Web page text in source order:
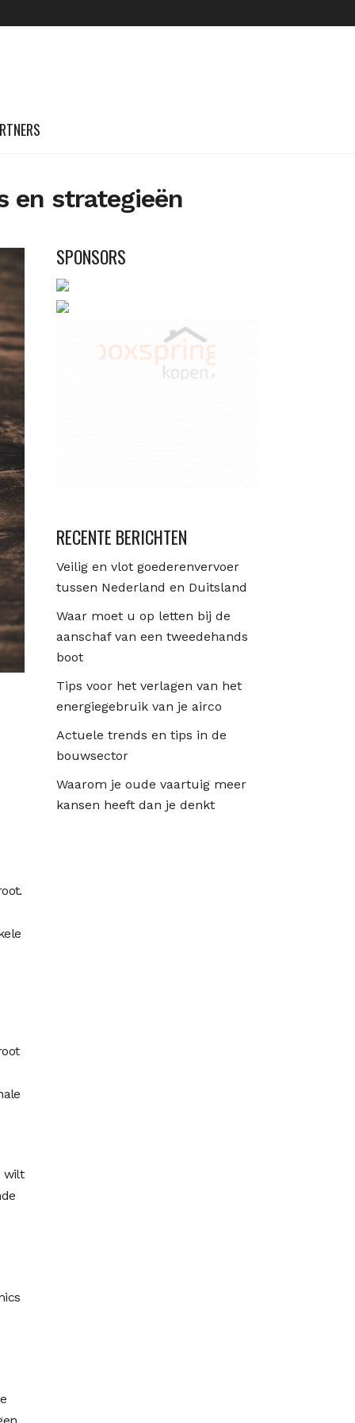
en strategieën
wilt
SPONSORS
RECENTE BERICHTEN
Veilig en vlot goederenvervoer
tussen Nederland en Duitsland
Waar moet u op letten bij de
aanschaf van een tweedehands
boot
Tips voor het verlagen van het
energiegebruik van je airco
Actuele trends en tips in de
bouwsector
Waarom je oude vaartuig meer
kansen heeft dan je denkt